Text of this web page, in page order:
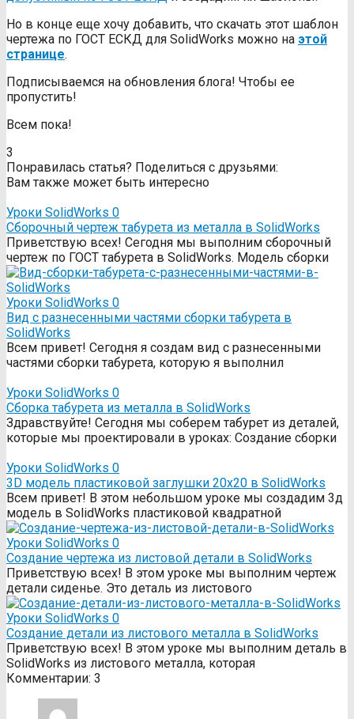
Но в конце еще хочу добавить, что скачать этот шаблон
чертежа по ГОСТ ЕСКД для SolidWorks можно на этой
странице.
Подписываемся на обновления блога! Чтобы ее
пропустить!
Всем пока!
3
Понравилась статья? Поделиться с друзьями:
Вам также может быть интересно
Уроки SolidWorks 0
Сборочный чертеж табурета из металла в SolidWorks
Приветствую всех! Сегодня мы выполним сборочный
чертеж по ГОСТ табурета в SolidWorks. Модель сборки
Уроки SolidWorks 0
Вид с разнесенными частями сборки табурета в
SolidWorks
Всем привет! Сегодня я создам вид с разнесенными
частями сборки табурета, которую я выполнил
Уроки SolidWorks 0
Сборка табурета из металла в SolidWorks
Здравствуйте! Сегодня мы соберем табурет из деталей,
которые мы проектировали в уроках: Создание сборки
Уроки SolidWorks 0
3D модель пластиковой заглушки 20х20 в SolidWorks
Всем привет! В этом небольшом уроке мы создадим 3д
модель в SolidWorks пластиковой квадратной
Уроки SolidWorks 0
Создание чертежа из листовой детали в SolidWorks
Приветствую всех! В этом уроке мы выполним чертеж
детали сиденье. Это деталь из листового
Уроки SolidWorks 0
Создание детали из листового металла в SolidWorks
Приветствую всех! В этом уроке мы выполним деталь в
SolidWorks из листового металла, которая
Комментарии: 3